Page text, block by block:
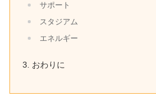
サポート
スタジアム
エネルギー
おわりに